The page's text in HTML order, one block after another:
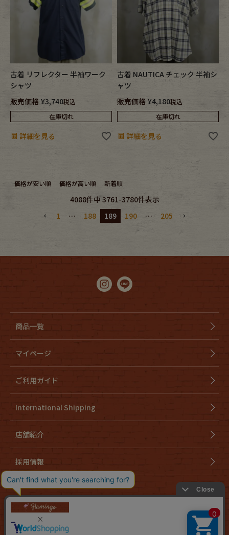
古着 リフレクター 半袖ワーク
シャツ
販売価格 ¥3,740税込
在庫切れ
詳細を見る
古着 NAUTICA チェック 半袖シ
ャツ
販売価格 ¥4,180税込
在庫切れ
詳細を見る
価格が安い順 価格が高い順 新着順
4088件中 3761-3780件表示
1
… 188 189 190 … 205
商品一覧
マイページ
ご利用ガイド
International Shipping
店舗紹介
採用情報
会社概要
個人情報取り扱いについて
お問い合わせ